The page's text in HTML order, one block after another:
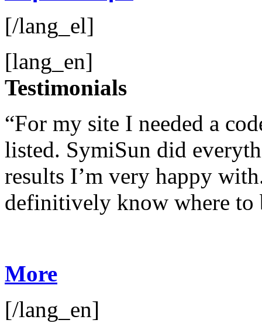
[/lang_el]
[lang_en]
Testimonials
“For my site I needed a
listed. SymiSun did
results I’m very happy
definitively know where to
More
[/lang_en]